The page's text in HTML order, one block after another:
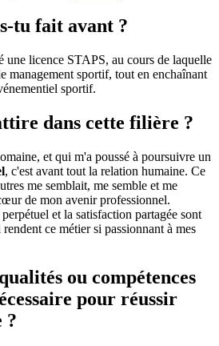
tu fait avant ?
licence STAPS, au cours de laquelle
management sportif, tout en enchaînant
sportif.
dans cette filière ?
et qui m'a poussé à poursuivre un
, c'est avant tout la relation humaine. Ce
me semblait, me semble et me
de mon avenir professionnel.
et la satisfaction partagée sont
ce métier si passionnant à mes
ou compétences
pour réussir
?